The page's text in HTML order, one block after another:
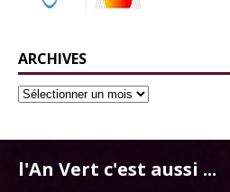
ARCHIVES
l'An Vert c'est aussi ...